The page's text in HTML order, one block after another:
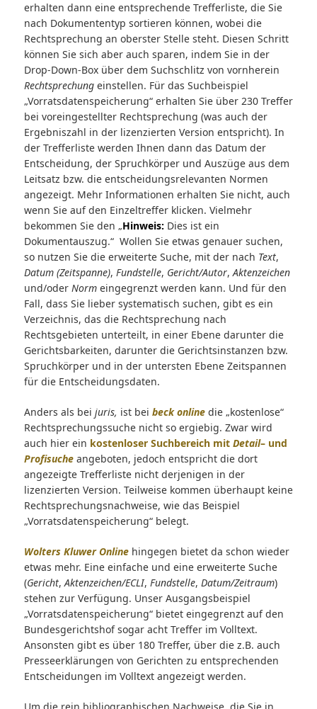
erhalten dann eine entsprechende Trefferliste, die Sie
nach Dokumententyp sortieren können, wobei die
Rechtsprechung an oberster Stelle steht. Diesen Schritt
können Sie sich aber auch sparen, indem Sie in der
Drop-Down-Box über dem Suchschlitz von vornherein
Rechtsprechungeinstellen. Für das Suchbeispiel
„Vorratsdatenspeicherung“ erhalten Sie über 230 Treffer
bei voreingestellter Rechtsprechung (was auch der
Ergebniszahl in der lizenzierten Version entspricht). In
der Trefferliste werden Ihnen dann das Datum der
Entscheidung, der Spruchkörper und Auszüge aus dem
Leitsatz bzw. die entscheidungsrelevanten Normen
angezeigt. Mehr Informationen erhalten Sie nicht, auch
wenn Sie auf den Einzeltreffer klicken. Vielmehr
bekommen Sie den „Hinweis: Dies ist ein
Dokumentauszug.“ Wollen Sie etwas genauer suchen,
so nutzen Sie die erweiterte Suche, mit der nach Text,
Datum (Zeitspanne), Fundstelle, Gericht/Autor,Aktenzeichen
und/oder Normeingegrenzt werden kann. Und für den
Fall, dass Sie lieber systematisch suchen, gibt es ein
Verzeichnis, das die Rechtsprechung nach
Rechtsgebieten unterteilt, in einer Ebene darunter die
Gerichtsbarkeiten, darunter die Gerichtsinstanzen bzw.
Spruchkörper und in der untersten Ebene Zeitspannen
für die Entscheidungsdaten.
Anders als bei juris, ist bei beck onlinedie „kostenlose“
Rechtsprechungssuche nicht so ergiebig. Zwar wird
auch hier ein kostenloser Suchbereich mit Detail– und
Profisucheangeboten, jedoch entspricht die dort
angezeigte Trefferliste nicht derjenigen in der
lizenzierten Version. Teilweise kommen überhaupt keine
Rechtsprechungsnachweise, wie das Beispiel
„Vorratsdatenspeicherung“ belegt.
Wolters Kluwer Onlinehingegen bietet da schon wieder
etwas mehr. Eine einfache und eine erweiterte Suche
(Gericht,Aktenzeichen/ECLI, Fundstelle, Datum/Zeitraum)
stehen zur Verfügung. Unser Ausgangsbeispiel
„Vorratsdatenspeicherung“ bietet eingegrenzt auf den
Bundesgerichtshof sogar acht Treffer im Volltext.
Ansonsten gibt es über 180 Treffer, über die z.B. auch
Presseerklärungen von Gerichten zu entsprechenden
Entscheidungen im Volltext angezeigt werden.